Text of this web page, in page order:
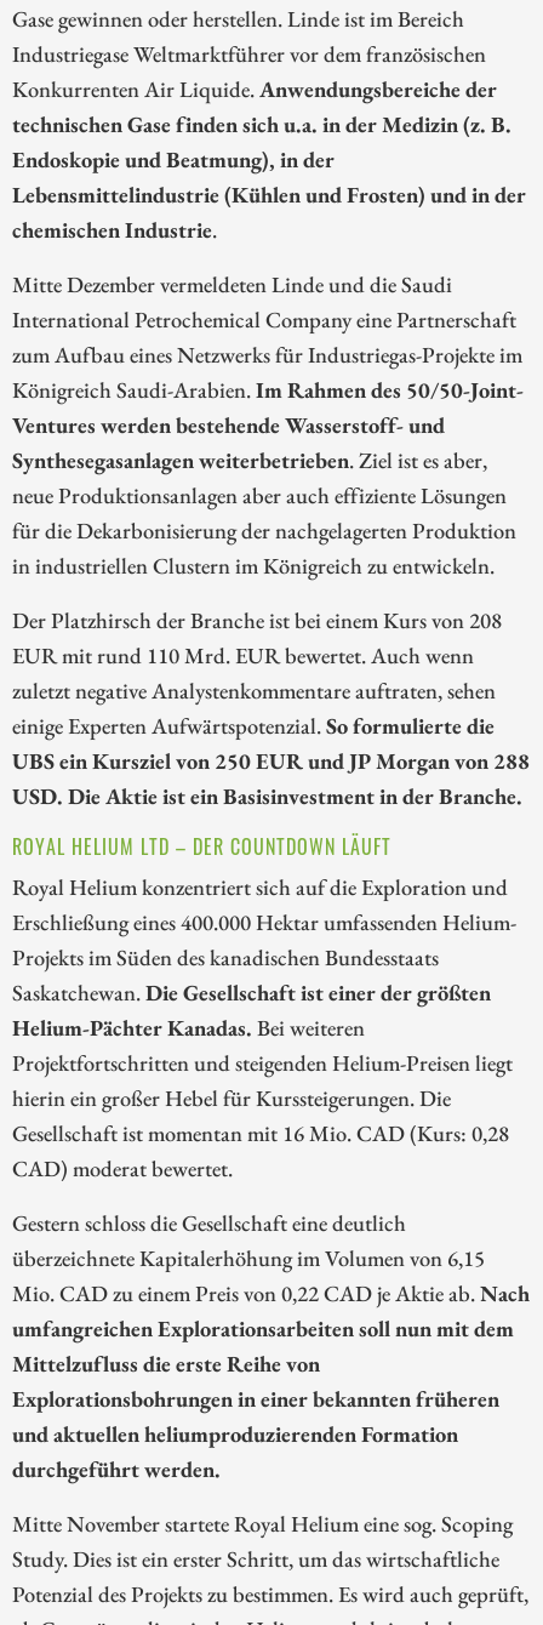
Gase gewinnen oder herstellen. Linde ist im Bereich
Industriegase Weltmarktführer vor dem französischen
Konkurrenten Air Liquide.Anwendungsbereiche der
technischen Gase finden sich u.a. in der Medizin (z. B.
Endoskopie und Beatmung), in der
Lebensmittelindustrie (Kühlen und Frosten) und in der
chemischen Industrie.
Mitte Dezember vermeldeten Linde und die Saudi
International Petrochemical Company eine Partnerschaft
zum Aufbau eines Netzwerks für Industriegas-Projekte im
Königreich Saudi-Arabien.Im Rahmen des 50/50-Joint-
Ventures werden bestehende Wasserstoff- und
Synthesegasanlagen weiterbetrieben. Ziel ist es aber,
neue Produktionsanlagen aber auch effiziente Lösungen
für die Dekarbonisierung der nachgelagerten Produktion
in industriellen Clustern im Königreich zu entwickeln.
Der Platzhirsch der Branche ist bei einem Kurs von 208
EUR mit rund 110 Mrd. EUR bewertet. Auch wenn
zuletzt negative Analystenkommentare auftraten, sehen
einige Experten Aufwärtspotenzial.So formulierte die
UBS ein Kursziel von 250 EUR und JP Morgan von 288
USD. Die Aktie ist ein Basisinvestment in der Branche.
ROYAL HELIUM LTD – DER COUNTDOWN LÄUFT
Royal Helium konzentriert sich auf die Exploration und
Erschließung eines 400.000 Hektar umfassenden Helium-
Projekts im Süden des kanadischen Bundesstaats
Saskatchewan.Die Gesellschaft ist einer der größten
Helium-Pächter Kanadas. Bei weiteren
Projektfortschritten und steigenden Helium-Preisen liegt
hierin ein großer Hebel für Kurssteigerungen. Die
Gesellschaft ist momentan mit 16 Mio. CAD (Kurs: 0,28
CAD) moderat bewertet.
Gestern schloss die Gesellschaft eine deutlich
überzeichnete Kapitalerhöhung im Volumen von 6,15
Mio. CAD zu einem Preis von 0,22 CAD je Aktie ab.Nach
umfangreichen Explorationsarbeiten soll nun mit dem
Mittelzufluss die erste Reihe von
Explorationsbohrungen in einer bekannten früheren
und aktuellen heliumproduzierenden Formation
durchgeführt werden.
Mitte November startete Royal Helium eine sog. Scoping
Study. Dies ist ein erster Schritt, um das wirtschaftliche
Potenzial des Projekts zu bestimmen. Es wird auch geprüft,